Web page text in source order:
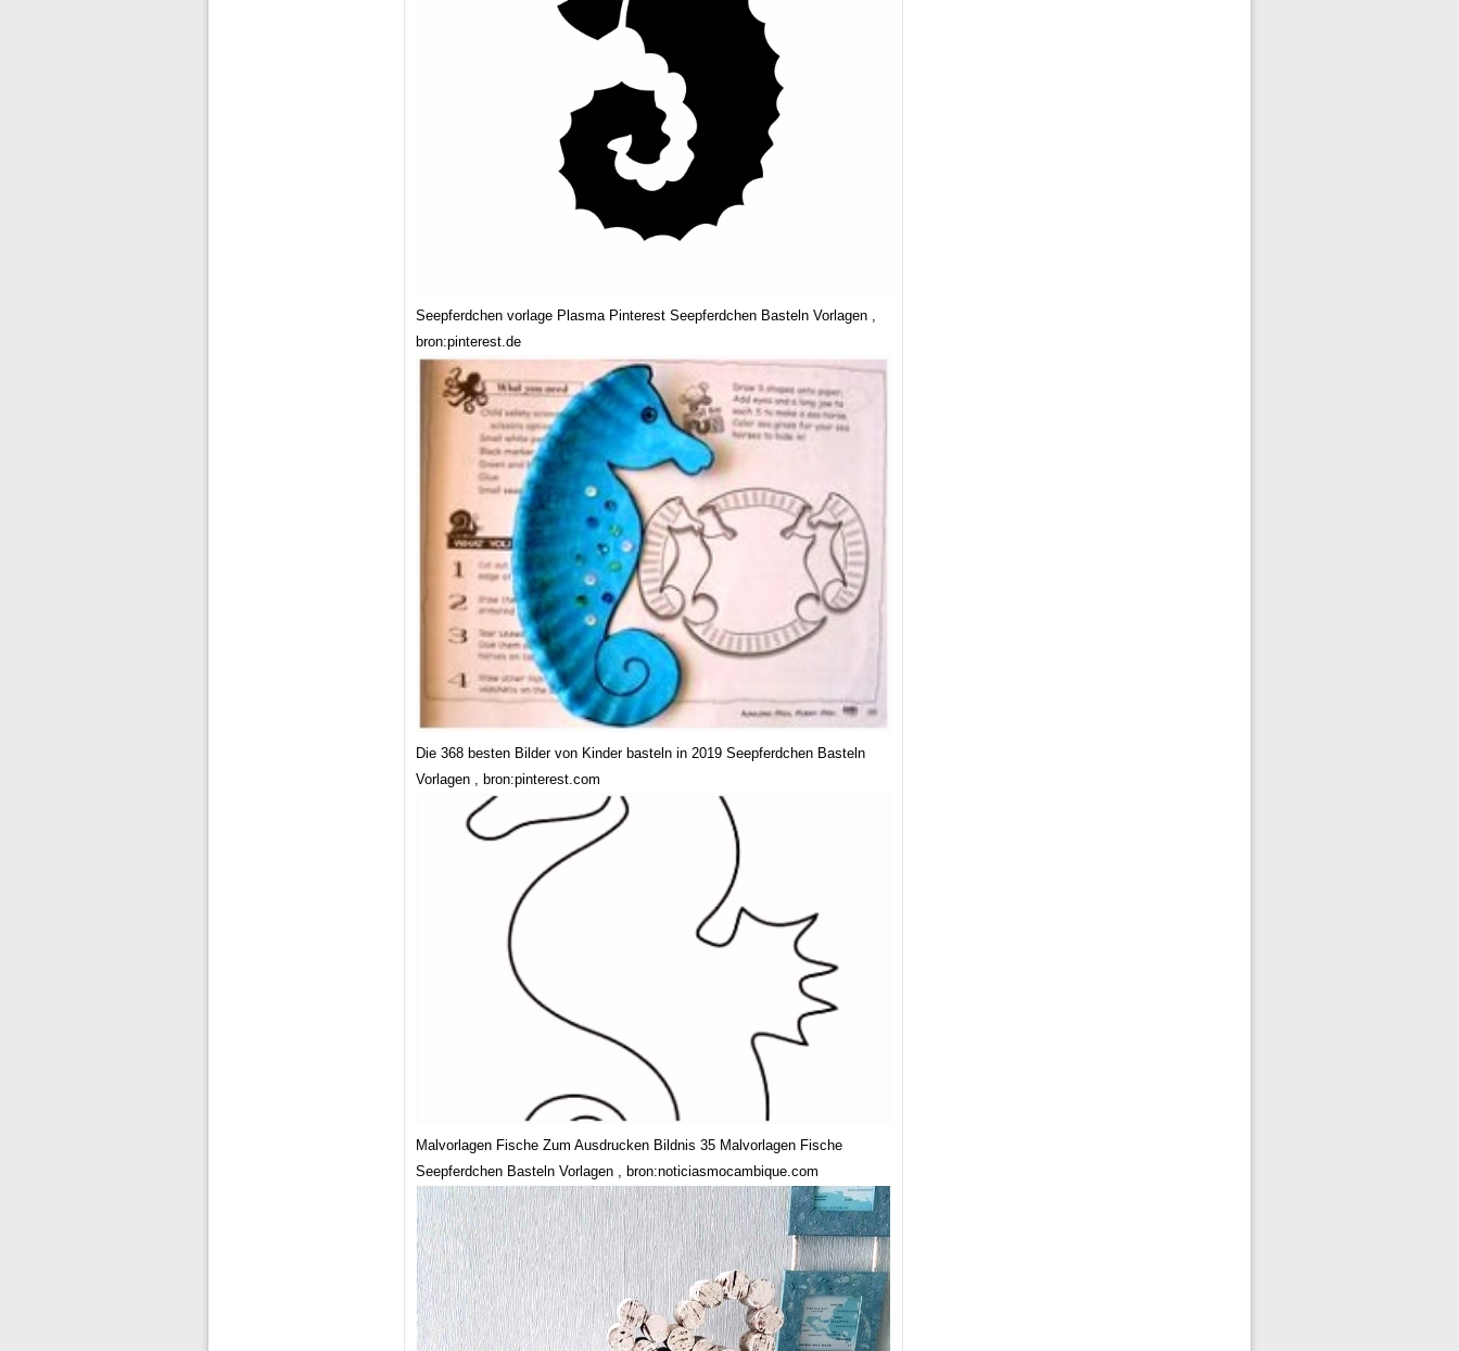
Seepferdchen vorlage Plasma Pinterest Seepferdchen Basteln Vorlagen ,
bron:pinterest.de
Die 368 besten Bilder von Kinder basteln in 2019 Seepferdchen Basteln
Vorlagen , bron:pinterest.com
Malvorlagen Fische Zum Ausdrucken Bildnis 35 Malvorlagen Fische
Seepferdchen Basteln Vorlagen , bron:noticiasmocambique.com